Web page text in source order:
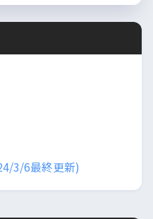
3/6最終更新)